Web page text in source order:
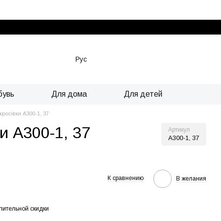
Рус
Для дома Для детей
А300-1, 37
А300-1, 37 Артикул
А300-1, 37
К сравнению В желания
скидки